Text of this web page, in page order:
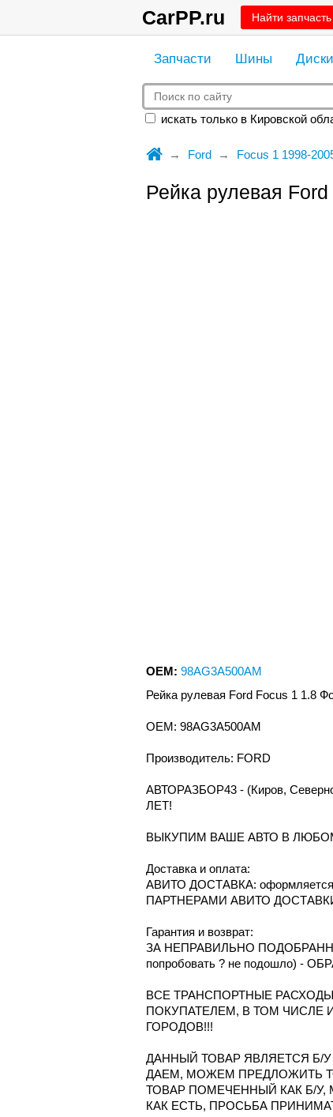
CarPP.ru Найти запчасть
Запчасти Шины Диски
искать только в Кировской
Ford Focus 1 1998-
Рейка рулевая
OEM: 98AG3A500AM
Рейка рулевая Ford Focus 1 1.8
OEM: 98AG3A500AM
Производитель: FORD
АВТОРАЗБОР43 - (Киров,
ЛЕТ!
ВЫКУПИМ ВАШЕ АВТО В
Доcтавка и oплата:
АВИТО ДОСТАВКА:
ПАРТНЕРАМИ АВИТО
Гарантия и возврат:
ЗА НЕПРАВИЛЬНО
попробовать ? не подошло) -
ВСЕ ТРАНСПОРТНЫЕ
ПОКУПАТЕЛЕМ, В ТОМ ЧИСЛЕ
ГОРОДОВ!!!
ДАННЫЙ ТОВАР ЯВЛЯЕТСЯ Б/
ДАЕМ, МОЖЕМ ПРЕДЛОЖИТЬ
ТОВАР ПОМЕЧЕННЫЙ КАК Б/
КАК ЕСТЬ, ПРОСЬБА